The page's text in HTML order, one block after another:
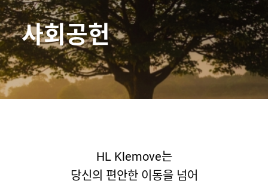
사회공헌
HL Klemove는
당신의 편안한 이동을 넘어